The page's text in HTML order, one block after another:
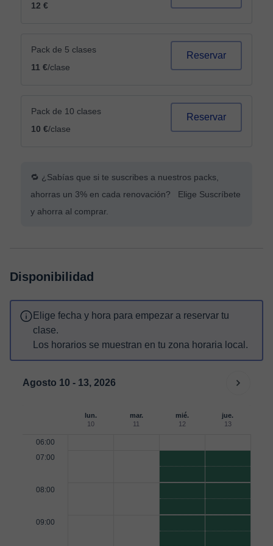
12 €
Pack de 5 clases
11 €/clase
Reservar
Pack de 10 clases
10 €/clase
Reservar
🔁 ¿Sabías que si te suscribes a nuestros packs,
ahorras un 3% en cada renovación? Elige Suscríbete
y ahorra al comprar.
Disponibilidad
Elige fecha y hora para empezar a reservar tu
clase.
Los horarios se muestran en tu zona horaria local.
Agosto 10 - 13, 2026
lun.
10
mar.
11
mié.
12
jue.
13
06:00
07:00
08:00
09:00